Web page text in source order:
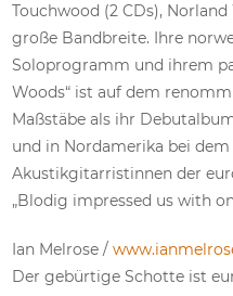
Touchwood (2 CDs),
große Bandbreite. Ihre
Soloprogramm und ihrem
Woods“ ist auf dem
Maßstäbe als ihr
und in Nordamerika bei
Akustikgitarristinnen der
„Blodig impressed us with
Ian Melrose /
Der gebürtige Schotte ist